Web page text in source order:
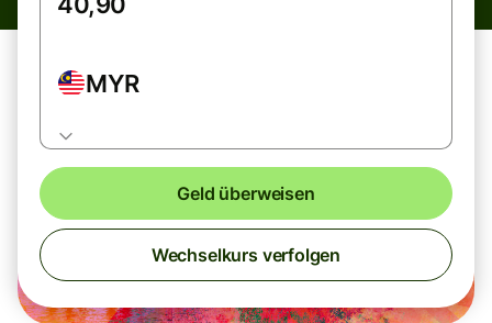
MYR
Geld überweisen
Wechselkurs verfolgen